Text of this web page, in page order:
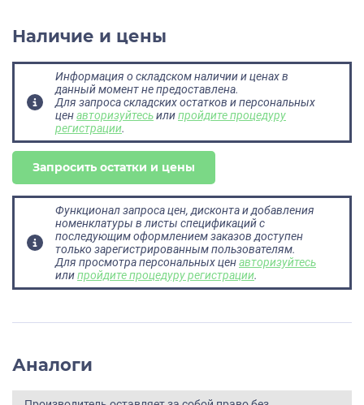
Наличие и цены
Информация о складском наличии и ценах в
данный момент не предоставлена.
Для запроса складских остатков и персональных
ценавторизуйтесьилипройдите процедуру
регистрации.
Запросить остатки и цены
Функционал запроса цен, дисконта и добавления
номенклатуры в листы спецификаций с
последующим оформлением заказов доступен
только зарегистрированным пользователям.
Для просмотра персональных ценавторизуйтесь
илипройдите процедуру регистрации.
Аналоги